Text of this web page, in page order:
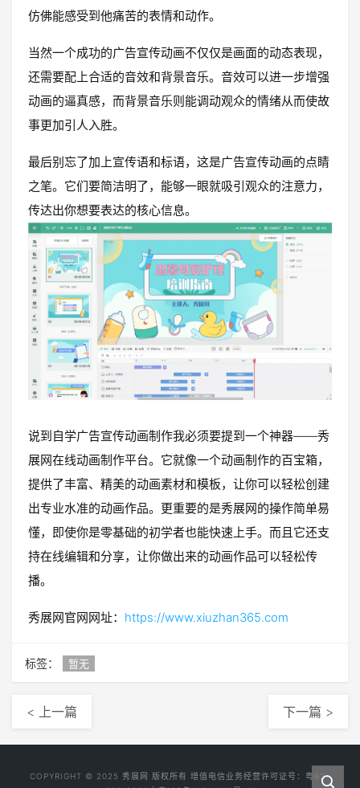
仿佛能感受到他痛苦的表情和动作。
当然一个成功的广告宣传动画不仅仅是画面的动态表现，
还需要配上合适的音效和背景音乐。音效可以进一步增强
动画的逼真感，而背景音乐则能调动观众的情绪从而使故
事更加引人入胜。
最后别忘了加上宣传语和标语，这是广告宣传动画的点睛
之笔。它们要简洁明了，能够一眼就吸引观众的注意力，
传达出你想要表达的核心信息。
说到自学广告宣传动画制作我必须要提到一个神器——秀
展网在线动画制作平台。它就像一个动画制作的百宝箱，
提供了丰富、精美的动画素材和模板，让你可以轻松创建
出专业水准的动画作品。更重要的是秀展网的操作简单易
懂，即使你是零基础的初学者也能快速上手。而且它还支
持在线编辑和分享，让你做出来的动画作品可以轻松传
播。
秀展网官网网址： https://www.xiuzhan365.com
标签： 暂无
< 上一篇 下一篇 >
COPYRIGHT © 2025 秀展网 版权所有 增值电信业务经营许可证号： 粤B2-